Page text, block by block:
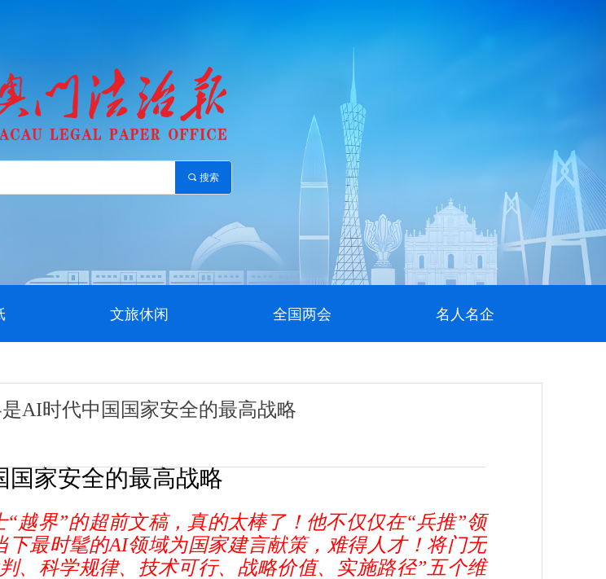
끠 搜索
文旅休闲 全国两会 名人名企
AI时代中国国家安全的最高战略
国家安全的最高战略
越界”的超前文稿，真的太棒了！他不仅仅在“兵推”领
最时髦的AI领域为国家建言献策，难得人才！将门无
、科学规律、技术可行、战略价值、实施路径”五个维